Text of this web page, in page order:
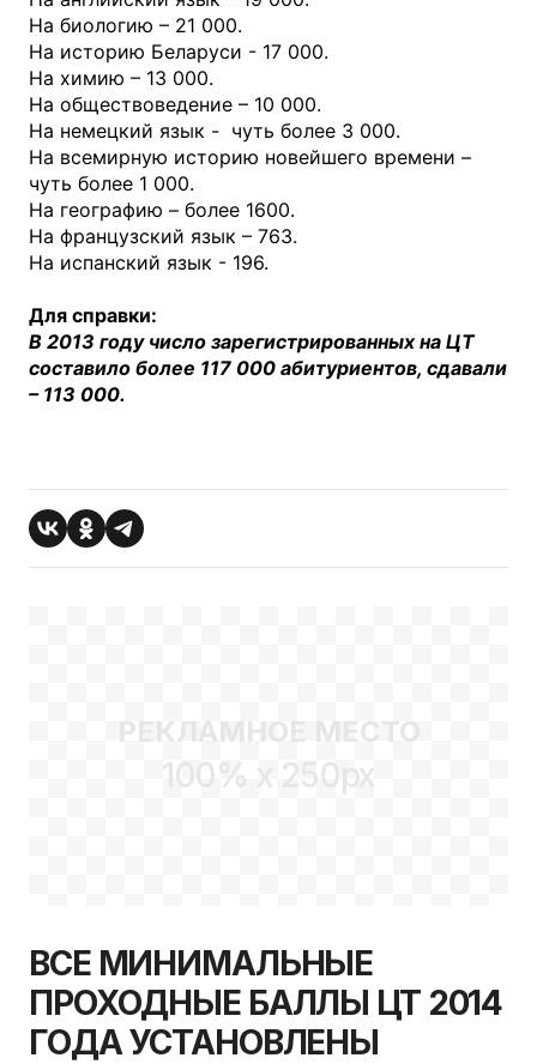
На биологию – 21 000.
На историю Беларуси - 17 000.
На химию – 13 000.
На обществоведение – 10 000.
На немецкий язык - чуть более 3 000.
На всемирную историю новейшего времени –
чуть более 1 000.
На географию – более 1600.
На французский язык – 763.
На испанский язык - 196.
Для справки:
В 2013 году число зарегистрированных на ЦТ
составило более 117 000 абитуриентов, сдавали
– 113 000.
РЕКЛАМНОЕ МЕСТО
100% x 250px
ВСЕ МИНИМАЛЬНЫЕ
ПРОХОДНЫЕ БАЛЛЫ ЦТ 2014
ГОДА УСТАНОВЛЕНЫ